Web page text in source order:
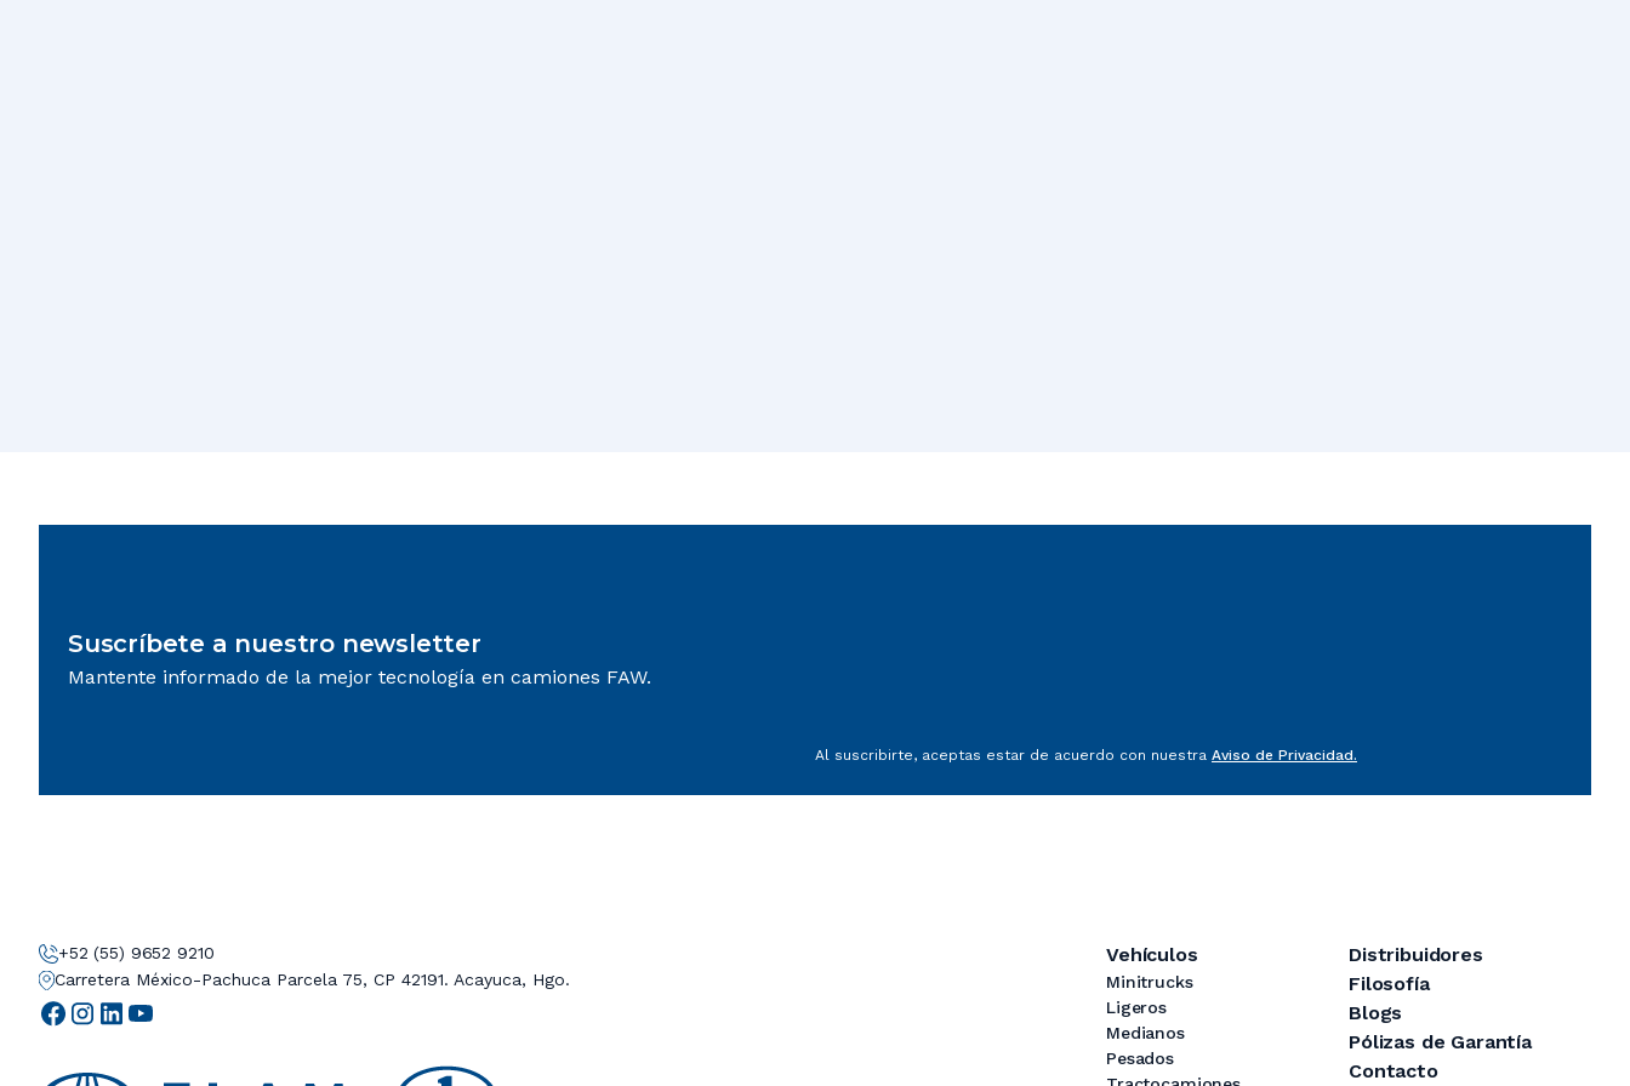
Suscríbete a nuestro newsletter
Mantente informado de la mejor tecnología en camiones FAW.
Al suscribirte, aceptas estar de acuerdo con nuestra Aviso de Privacidad.
+52 (55) 9652 9210
Carretera México-Pachuca Parcela 75, CP 42191. Acayuca, Hgo.
Vehículos
Minitrucks
Ligeros
Medianos
Pesados
Distribuidores
Filosofía
Blogs
Pólizas de Garantía
Contacto